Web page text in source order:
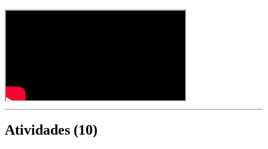
Atividades (10)